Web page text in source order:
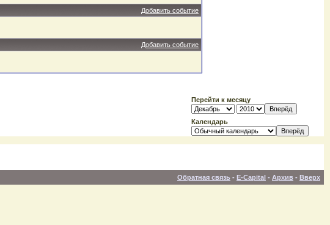
Добавить событие
Добавить событие
Перейти к месяцу
Календарь
Обратная связь - E-Capital - Архив - Вверх